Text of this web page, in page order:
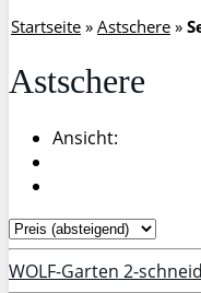
Startseite » Astschere »
Astschere
Ansicht:
WOLF-Garten 2-